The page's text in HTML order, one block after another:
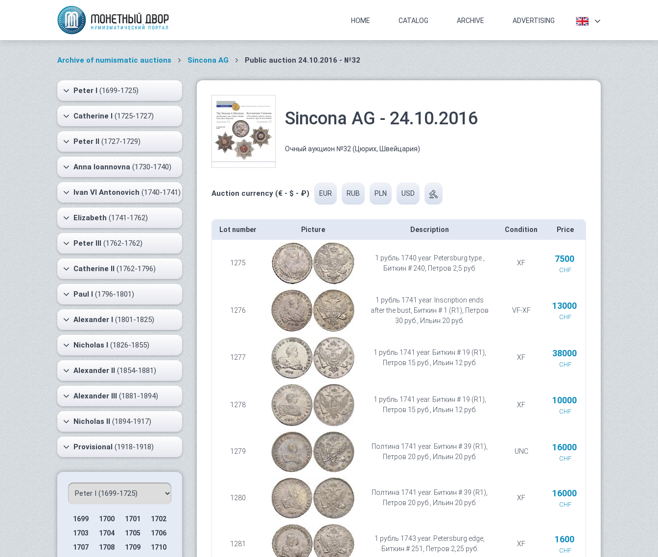
HOME CATALOG ARCHIVE ADVERTISING
Archive of numismatic auctions Sincona AG Public auction 24.10.2016 - №32
Peter I (1699-1725)
Catherine I (1725-1727)
Peter II (1727-1729)
Anna Ioannovna (1730-1740)
Ivan VI Antonovich (1740-1741)
Elizabeth (1741-1762)
Peter III (1762-1762)
Catherine II (1762-1796)
Paul I (1796-1801)
Alexander I (1801-1825)
Nicholas I (1826-1855)
Alexander II (1854-1881)
Alexander III (1881-1894)
Nicholas II (1894-1917)
Provisional (1918-1918)
1699 1700 1701
1702
1703
1704 1705
1706
1707
1708 1709
1710
Sincona AG - 24.10.2016
Очный аукцион №32 (Цюрих, Швейцария)
Auction currency (€ - $ - ₽) EUR RUB PLN USD
Lot number Picture Description Condition Price
1275
1 рубль 1740 year. Petersburg type ,
Биткин # 240, Петров 2,5 руб.
XF 7500
CHF
1276
1 рубль 1741 year. Inscription ends
after the bust, Биткин # 1 (R1), Петров
30 руб., Ильин 20 руб.
VF-XF 13000
CHF
1277
1 рубль 1741 year. Биткин # 19 (R1),
Петров 15 руб., Ильин 12 руб.
XF 38000
CHF
1278
1 рубль 1741 year. Биткин # 19 (R1),
Петров 15 руб., Ильин 12 руб.
XF 10000
CHF
1279
Полтина 1741 year. Биткин # 39 (R1),
Петров 20 руб., Ильин 20 руб.
UNC 16000
CHF
1280
Полтина 1741 year. Биткин # 39 (R1),
Петров 20 руб., Ильин 20 руб.
XF 16000
CHF
1281
1 рубль 1743 year. Petersburg edge,
Биткин # 251, Петров 2,25 руб.
XF 1600
CHF